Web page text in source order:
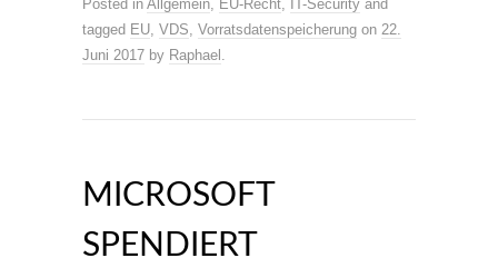
Posted in Allgemein, EU-Recht, IT-Security and
tagged EU, VDS, Vorratsdatenspeicherung on 22.
Juni 2017 by Raphael .
MICROSOFT
SPENDIERT